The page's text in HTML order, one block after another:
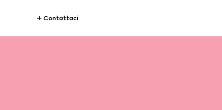
Contattaci